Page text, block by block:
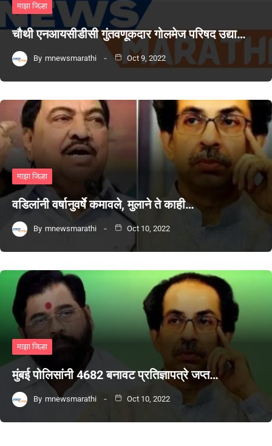
माझा जिल्हा
चौथी एनआयसीडीसी गुंतवणूकदार गोलमेज परिषद उद्या…
By mnewsmarathi Oct 9, 2022
माझा जिल्हा
वडिलांनी वर्षानुवर्षे कमावले, मुलाने ते काही…
By mnewsmarathi Oct 10, 2022
माझा जिल्हा
मुंबई पोलिसांनी 4682 बनावट प्रतिज्ञापत्रे जप्त…
By mnewsmarathi Oct 10, 2022